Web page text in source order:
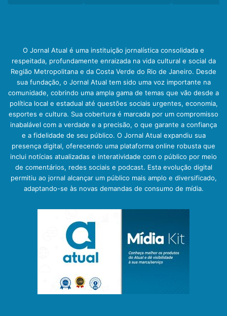
O Jornal Atual é uma instituição jornalística consolidada e
respeitada, profundamente enraizada na vida cultural e social da
Região Metropolitana e da Costa Verde do Rio de Janeiro. Desde
sua fundação, o Jornal Atual tem sido uma voz importante na
comunidade, cobrindo uma ampla gama de temas que vão desde a
política local e estadual até questões sociais urgentes, economia,
esportes e cultura. Sua cobertura é marcada por um compromisso
inabalável com a verdade e a precisão, o que garante a confiança
e a fidelidade de seu público. O Jornal Atual expandiu sua
presença digital, oferecendo uma plataforma online robusta que
inclui notícias atualizadas e interatividade com o público por meio
de comentários, redes sociais e podcast. Esta evolução digital
permitiu ao jornal alcançar um público mais amplo e diversificado,
adaptando-se às novas demandas de consumo de mídia.